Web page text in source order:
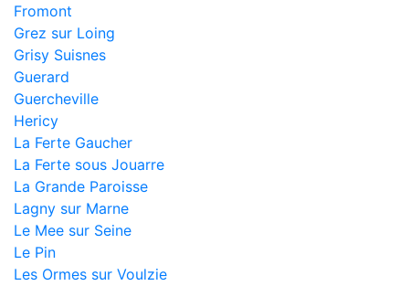
Fromont
Grez sur Loing
Grisy Suisnes
Guerard
Guercheville
Hericy
La Ferte Gaucher
La Ferte sous Jouarre
La Grande Paroisse
Lagny sur Marne
Le Mee sur Seine
Le Pin
Les Ormes sur Voulzie